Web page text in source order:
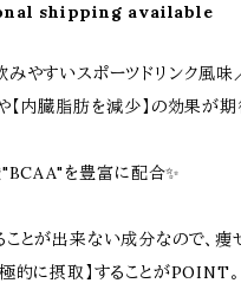
shipping available
やすいスポーツドリンク風味
【内臓脂肪を減少】 の効果が
"BCAA"を豊富に配合✨
とが出来ない成分なので、
的に摂取】することがPOINT。